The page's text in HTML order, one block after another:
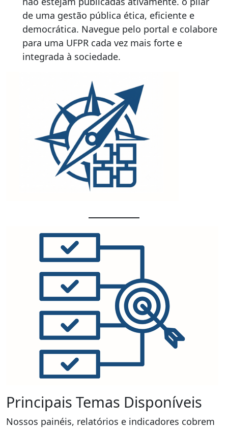
de uma gestão pública ética, eficiente e
democrática. Navegue pelo portal e colabore
para uma UFPR cada vez mais forte e
integrada à sociedade.
Principais Temas Disponíveis
Nossos painéis, relatórios e indicadores cobrem